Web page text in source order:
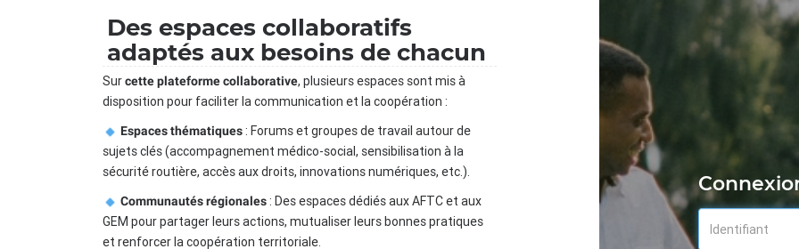
Des espaces collaboratifs
adaptés aux besoins de chacun
Surcette plateforme collaborative, plusieurs espaces sont mis à
disposition pour faciliter la communication et la coopération :
Espaces thématiques: Forums et groupes de travail autour de
sujets clés (accompagnement médico-social, sensibilisation à la
sécurité routière, accès aux droits, innovations numériques, etc.).
Communautés régionales: Des espaces dédiés aux AFTC et aux
GEM pour partager leurs actions, mutualiser leurs bonnes pratiques
et renforcer la coopération territoriale.